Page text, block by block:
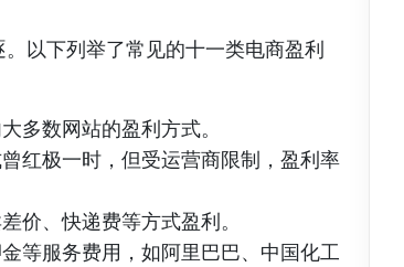
以下列举了常见的十一类电商盈利
多数网站的盈利方式。
红极一时，但受运营商限制，盈利率
价、快递费等方式盈利。
等服务费用，如阿里巴巴、中国化工